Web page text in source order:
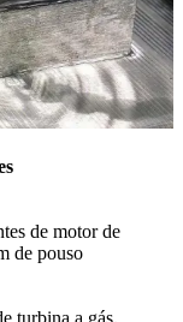
de motor de
de pouso
turbina a gás,